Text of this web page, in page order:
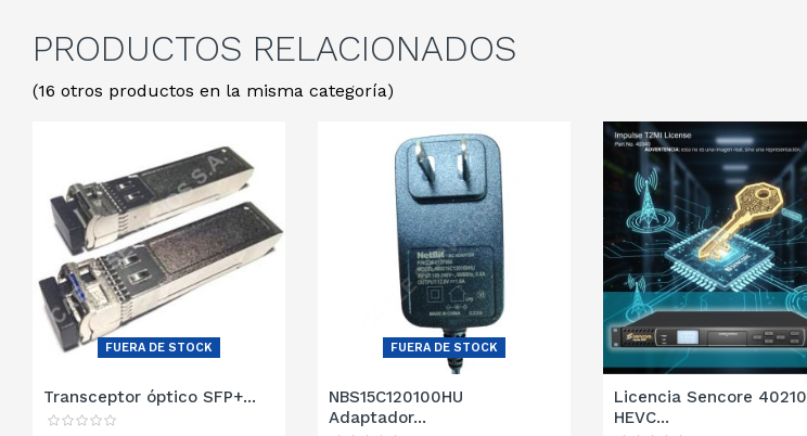
PRODUCTOS RELACIONADOS
(16 otros productos en la misma categoría)
FUERA DE STOCK
Transceptor óptico SFP+...
FUERA DE STOCK
NBS15C120100HU
Adaptador...
Licencia Sencore 40210
HEVC...